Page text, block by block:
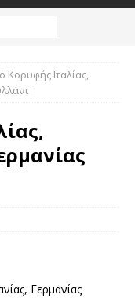
Κορυφής Ιταλίας,
Γερμανίας